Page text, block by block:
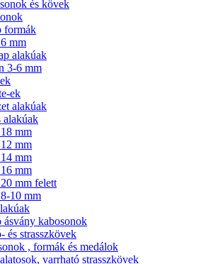
és kövek
formák
mm
alakúak
3-6 mm
ek
alakúak
alakúak
mm
mm
mm
mm
mm felett
10 mm
ásvány kabosonok
és strasszkövek
, formák és medálok
varrható strasszkövek